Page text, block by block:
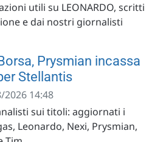
utili su LEONARDO, scritti
e dai nostri giornalisti
Prysmian incassa
Stellantis
2026 14:48
sui titoli: aggiornati i
Leonardo, Nexi, Prysmian,